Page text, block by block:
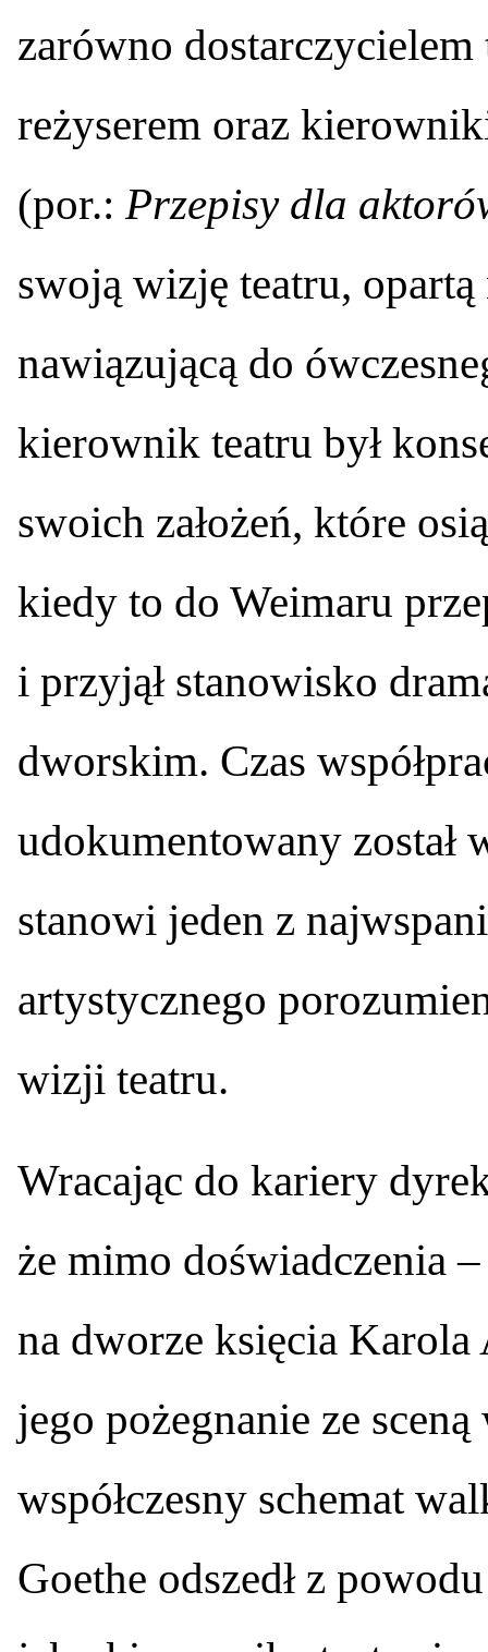
zarówno
reżyserem oraz
(por.:Przepisy dla
swoją wizję teatru,
nawiązującą do
kierownik teatru był
swoich założeń, które
kiedy to do Weimaru
i przyjął stanowisko
dworskim. Czas
udokumentowany został
stanowi jeden z
artystycznego
wizji teatru.
Wracając do kariery
że mimo doświadczenia
na dworze księcia
jego pożegnanie ze
współczesny schemat
Goethe odszedł z